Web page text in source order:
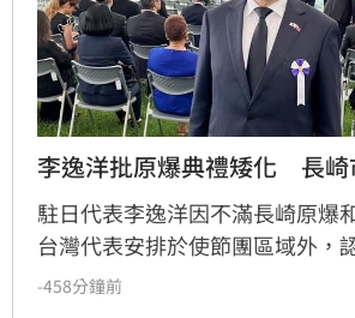
李逸洋批原爆典禮矮化　長
駐日代表李逸洋因不滿長崎原爆
台灣代表安排於使節團區域外，
灣國格，決定缺席該活動並表達
-458分鐘前